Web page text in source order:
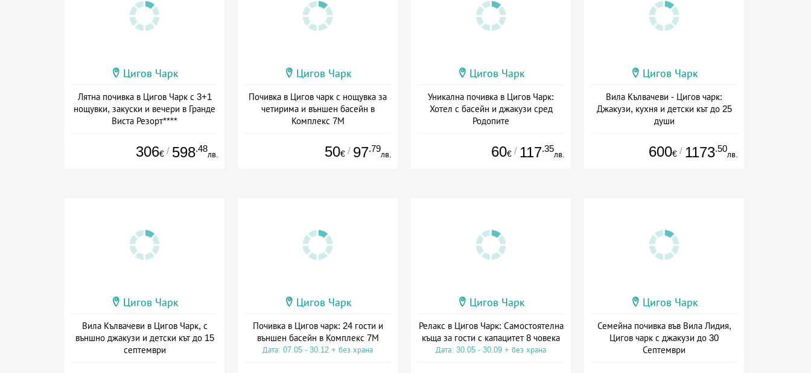
Цигов Чарк
Лятна почивка в Цигов Чарк с 3+1
нощувки, закуски и вечери в Гранде
Виста Резорт****
306€ / 598.48
лв.
Цигов Чарк
Почивка в Цигов чарк с нощувка за
четирима и външен басейн в
Комплекс 7М
50€ / 97.79
лв.
Цигов Чарк
Уникална почивка в Цигов Чарк:
Хотел с басейн и джакузи сред
Родопите
60€ / 117.35
лв.
Цигов Чарк
Вила Кълвачеви - Цигов чарк:
Джакузи, кухня и детски кът до 25
души
600€ / 1173.50
лв.
Цигов Чарк
Вила Кълвачеви в Цигов Чарк, с
външно джакузи и детски кът до 15
септември
Цигов Чарк
Почивка в Цигов чарк: 24 гости и
външен басейн в Комплекс 7М
Дата: 07.05 - 30.12 + без храна
Цигов Чарк
Релакс в Цигов Чарк: Самостоятелна
къща за гости с капацитет 8 човека
Дата: 30.05 - 30.09 + без храна
Цигов Чарк
Семейна почивка във Вила Лидия,
Цигов чарк с джакузи до 30
Септември